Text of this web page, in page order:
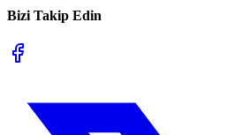
Bizi Takip Edin